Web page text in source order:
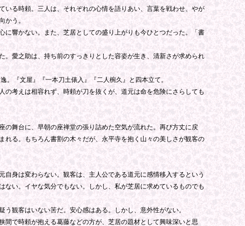
る時頼。三人は、それぞれの心情を語りあい、言葉を戦わせ、やが
かう。
響かない。また、芝居としての盛り上がりも今ひとつだった。「書
愛之助は、持ち前のすっきりとした容姿が生き、清新さが求められ
『文屋』『一本刀土俵入』『二人椀久』と四本立て。
考えは相容れず、時頼が刀を抜くが、道元は命を危険にさらしても
舞台に、早朝の座禅堂の張り詰めた空気が流れた。再び方丈に戻
る。もちろん書割の木々だが、永平寺を抱く山々の美しさが観客の
身は変わらない。観客は、主人公である道元に感情移入するという
い。イヤな気分でもない。しかし、私が芝居に求めているものでも
観客はいない筈だ。安心感はある。しかし、意外性がない。
で時頼が抱える葛藤などの方が、芝居の題材として興味深いと思